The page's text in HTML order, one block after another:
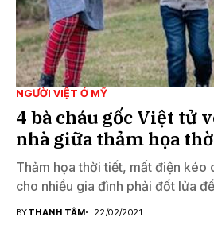
NGƯỜI VIỆT Ở MỸ
4 bà cháu gốc Việt tử
nhà giữa thảm họa
Thảm họa thời tiết, mất điện kéo
cho nhiều gia đình phải đốt lửa
BYTHANH TÂM 22/02/2021